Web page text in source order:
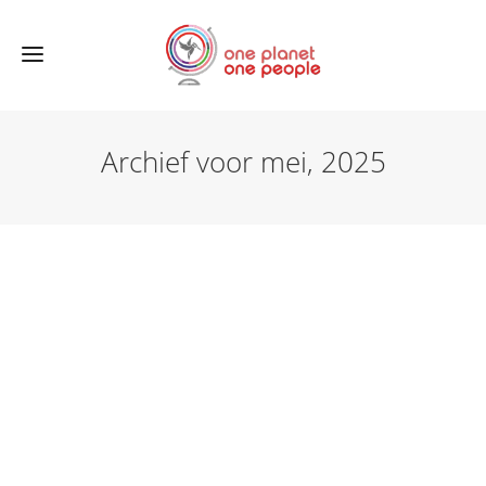
Archief voor mei, 2025